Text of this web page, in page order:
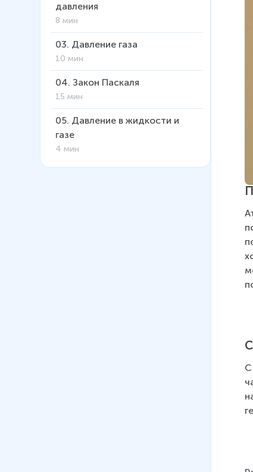
давления
8 мин
03. Давление газа
10 мин
04. Закон Паскаля
15 мин
05. Давление в жидкости и
газе
4 мин
С